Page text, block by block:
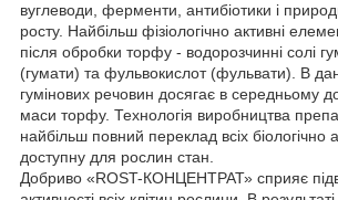
вуглеводи, ферменти, антибіотики і
росту. Найбільш фізіологічно активні
після обробки торфу - водорозчинні солі
(гумати) та фульвокислот (фульвати). В
гумінових речовин досягає в середньому
маси торфу. Технологія виробництва
найбільш повний переклад всіх біологічно
доступну для рослин стан.
Добриво «ROST-КОНЦЕНТРАТ» сприяє